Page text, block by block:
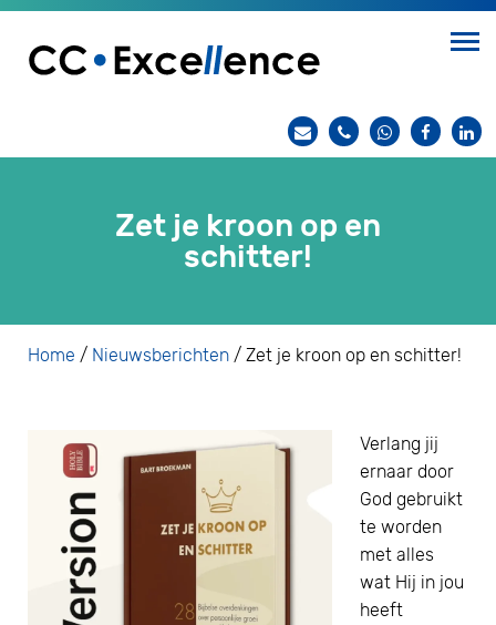
Zet je kroon op en
schitter!
Home / Nieuwsberichten / Zet je kroon op en schitter!
Verlang jij
ernaar door
God gebruikt
te worden
met alles
wat Hij in jou
heeft